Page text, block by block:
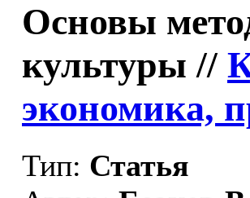
Основы
культуры //
экономика,
Тип: Статья